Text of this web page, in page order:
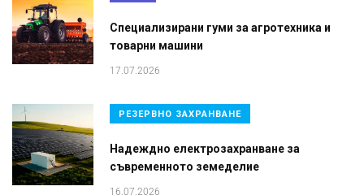
Специализирани гуми за агротехника и
товарни машини
17.07.2026
РЕЗЕРВНО ЗАХРАНВАНЕ
Надеждно електрозахранване за
съвременното земеделие
16.07.2026